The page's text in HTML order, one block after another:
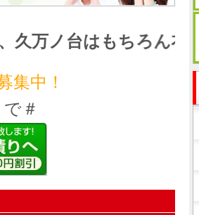
ノ台はもちろん衣山、
集中！
で＃